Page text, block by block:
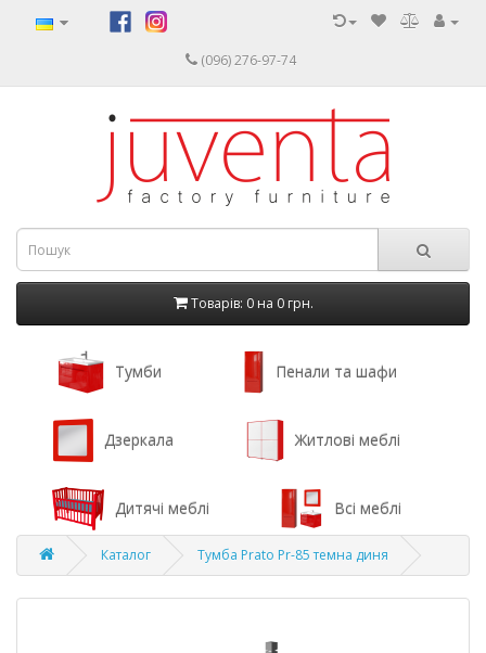
(096) 276-97-74
Товарів: 0 на 0 грн.
Тумби Пенали та шафи
Дзеркала Житлові меблі
Дитячі меблі Всі меблі
Каталог Тумба Prato Pr-85 темна диня